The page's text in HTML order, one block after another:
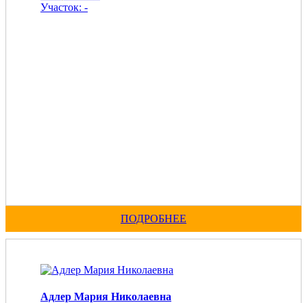
Участок: -
ПОДРОБНЕЕ
Адлер Мария Николаевна